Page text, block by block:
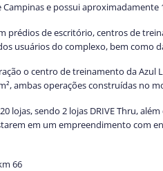
e possui
prédios de escritório, centros de
usuários do complexo, bem como
o centro de treinamento da Azul
ambas operações construídas no
lojas, sendo 2 lojas DRIVE Thru,
em um empreendimento com
66